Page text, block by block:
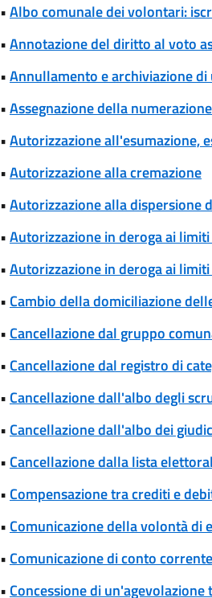
•Albo comunale dei volontari:
•Annotazione del diritto al voto
•Annullamento e archiviazione di
•Assegnazione della
•Autorizzazione all'esumazione,
•Autorizzazione alla cremazione
•Autorizzazione alla dispersione
•Autorizzazione in deroga ai
•Autorizzazione in deroga ai
• Cambio della domiciliazione
• Cancellazione dal gruppo
• Cancellazione dal registro di
• Cancellazione dall'albo degli
• Cancellazione dall'albo dei
• Cancellazione dalla lista
• Compensazione tra crediti e
• Comunicazione della volontà
• Comunicazione di conto
• Concessione di